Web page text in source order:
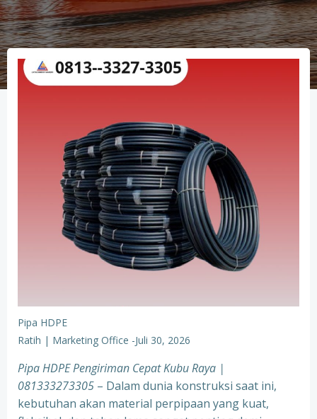
Pipa HDPE
Ratih | Marketing Office -Juli 30, 2026
Pipa HDPE Pengiriman Cepat Kubu Raya |
081333273305 – Dalam dunia konstruksi saat ini,
kebutuhan akan material perpipaan yang kuat,